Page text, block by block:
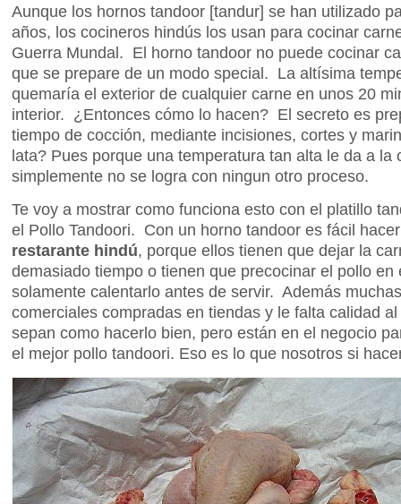
Aunque los hornos tandoor [tandur] se han utilizado
años, los cocineros hindús los usan para cocinar
Guerra Mundal. El horno tandoor no puede cocinar
que se prepare de un modo special. La altísima
quemaría el exterior de cualquier carne en unos 20
interior. ¿Entonces cómo lo hacen? El secreto es
tiempo de cocción, mediante incisiones, cortes y
lata? Pues porque una temperatura tan alta le da a la
simplemente no se logra con ningun otro proceso.
Te voy a mostrar como funciona esto con el platillo
el Pollo Tandoori. Con un horno tandoor es fácil
restarante hindú, porque ellos tienen que dejar la
demasiado tiempo o tienen que precocinar el pollo en
solamente calentarlo antes de servir. Además
comerciales compradas en tiendas y le falta calidad
sepan como hacerlo bien, pero están en el negocio
el mejor pollo tandoori. Eso es lo que nosotros si